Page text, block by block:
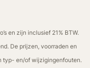
en zijn inclusief 21% BTW.
De prijzen, voorraden en
typ- en/of wijzigingenfouten.